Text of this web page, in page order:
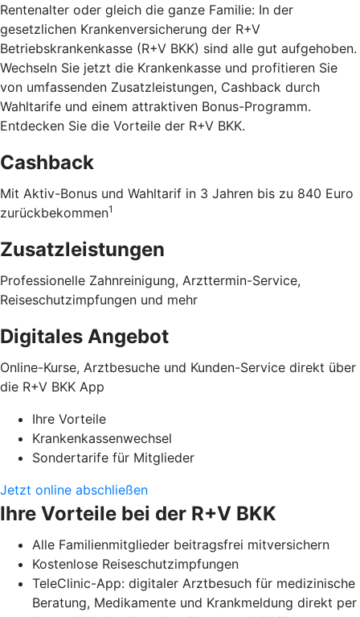
Rentenalter oder gleich die ganze Familie: In der
gesetzlichen Krankenversicherung der R+V
Betriebskrankenkasse (R+V BKK) sind alle gut aufgehoben.
Wechseln Sie jetzt die Krankenkasse und profitieren Sie
von umfassenden Zusatzleistungen, Cashback durch
Wahltarife und einem attraktiven Bonus-Programm.
Entdecken Sie die Vorteile der R+V BKK.
Cashback
Mit Aktiv-Bonus und Wahltarif in 3 Jahren bis zu 840 Euro
zurückbekommen1
Zusatzleistungen
Professionelle Zahnreinigung, Arzttermin-Service,
Reiseschutzimpfungen und mehr
Digitales Angebot
Online-Kurse, Arztbesuche und Kunden-Service direkt über
die R+V BKK App
Ihre Vorteile
Krankenkassenwechsel
Sondertarife für Mitglieder
Jetzt online abschließen
Ihre Vorteile bei der R+V BKK
Alle Familienmitglieder beitragsfrei mitversichern
Kostenlose Reiseschutzimpfungen
TeleClinic-App: digitaler Arztbesuch für medizinische
Beratung, Medikamente und Krankmeldung direkt per